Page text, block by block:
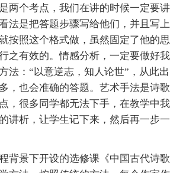
两个考点，我们在讲的时候一定要讲
法是把答题步骤写给他们，并且写上
按照这个格式做，虽然固定了他的思
之有效的。情感分析，一定要做好我
法：“以意逆志，知人论世”，从此出
，也会准确的答题。艺术手法是诗歌
，很多同学都无法下手，在教学中我
讲析，让学生记下来，然后再一步一
背景下开设的选修课《中国古代诗歌